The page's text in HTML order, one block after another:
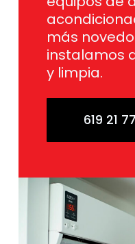
más
instalamos
y limpia.
619 21